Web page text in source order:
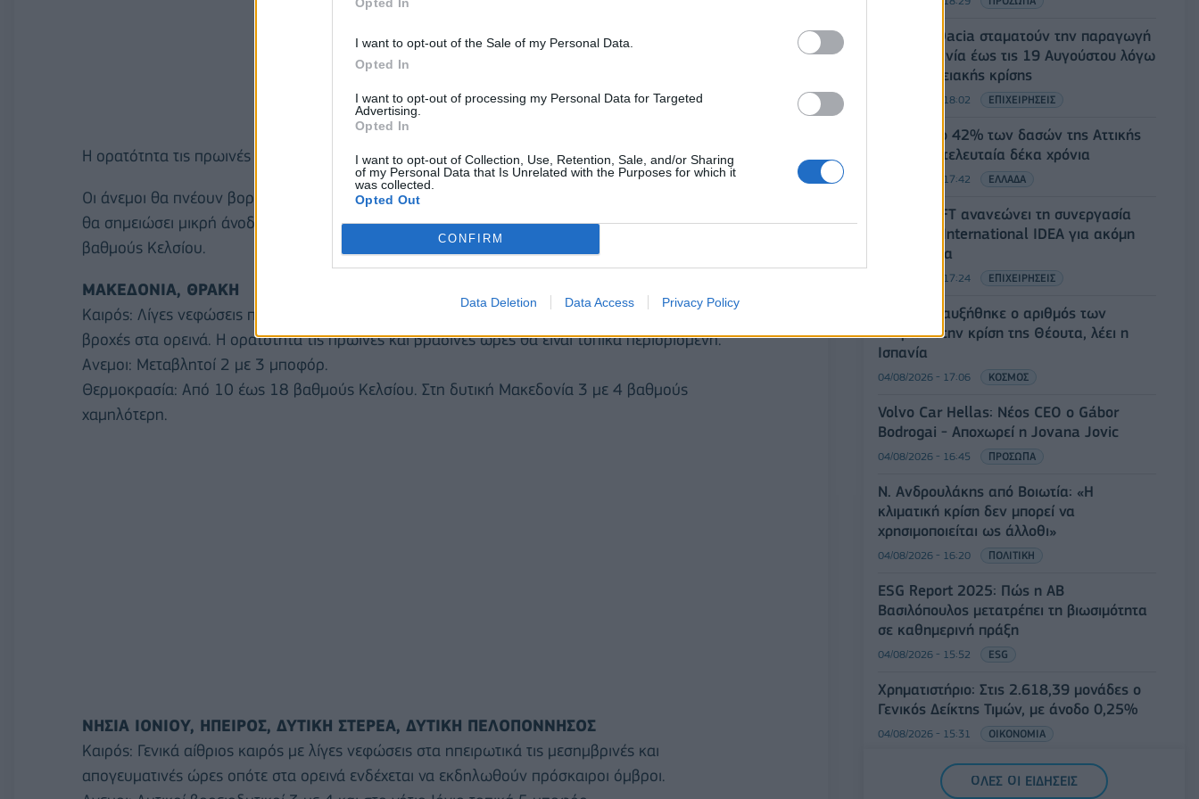
I want to opt-out of the Sale of my Personal Data.
Opted In
I want to opt-out of processing my Personal Data for Targeted
Advertising.
Opted In
I want to opt-out of Collection, Use, Retention, Sale, and/or Sharing
of my Personal Data that Is Unrelated with the Purposes for which it
was collected.
Opted Out
CONFIRM
Data Deletion Data Access Privacy Policy
Η ορατότητα τις πρωινές και βραδινές ώρες στα ηπειρωτικά θα είναι τοπικά περιορισμένη.
Οι άνεμοι θα πνέουν βορειοδυτικοί 3 με 5 και στο Αιγαίο τοπικά έως 6 μποφόρ. Η θερμοκρασία
θα σημειώσει μικρή άνοδο και θα φτάσει στα βόρεια τους 18 και στα υπόλοιπα τους 20 με 21
βαθμούς Κελσίου.
ΜΑΚΕΔΟΝΙΑ, ΘΡΑΚΗ
Καιρός: Λίγες νεφώσεις πρόσκαιρα αυξημένες τις μεσημβρινές και απογευματινές ώρες με τοπικές
βροχές στα ορεινά. Η ορατότητα τις πρωινές και βραδινές ώρες θα είναι τοπικά περιορισμένη.
Ανεμοι: Μεταβλητοί 2 με 3 μποφόρ.
Θερμοκρασία: Από 10 έως 18 βαθμούς Κελσίου. Στη δυτική Μακεδονία 3 με 4 βαθμούς
χαμηλότερη.
ΝΗΣΙΑ ΙΟΝΙΟΥ, ΗΠΕΙΡΟΣ, ΔΥΤΙΚΗ ΣΤΕΡΕΑ, ΔΥΤΙΚΗ ΠΕΛΟΠΟΝΝΗΣΟΣ
Καιρός: Γενικά αίθριος καιρός με λίγες νεφώσεις στα ηπειρωτικά τις μεσημβρινές και
απογευματινές ώρες οπότε στα ορεινά ενδέχεται να εκδηλωθούν πρόσκαιροι όμβροι.
Ford και Dacia σταματούν την παραγωγή
στη Ρουμανία έως τις 19 Αυγούστου λόγω
της ενεργειακής κρίσης
04/08/2026 - 18:02 ΕΠΙΧΕΙΡΗΣΕΙΣ
ΜΕΤΕΟ: Το 42% των δασών της Αττικής
κάηκε τα τελευταία δέκα χρόνια
04/08/2026 - 17:42 ΕΛΛΑΔΑ
Η DOTSOFT ανανεώνει τη συνεργασία
της με το International IDEA για ακόμη
τρία χρόνια
04/08/2026 - 17:24 ΕΠΙΧΕΙΡΗΣΕΙΣ
Στους 75 αυξήθηκε ο αριθμός των
νεκρών στην κρίση της Θέουτα, λέει η
Ισπανία
04/08/2026 - 17:06 ΚΟΣΜΟΣ
Volvo Car Hellas: Νέος CEO ο Gábor
Bodrogai - Αποχωρεί η Jovana Jovic
04/08/2026 - 16:45 ΠΡΟΣΩΠΑ
Ν. Ανδρουλάκης από Βοιωτία: «Η
κλιματική κρίση δεν μπορεί να
χρησιμοποιείται ως άλλοθι»
04/08/2026 - 16:20 ΠΟΛΙΤΙΚΗ
ESG Report 2025: Πώς η ΑΒ
Βασιλόπουλος μετατρέπει τη βιωσιμότητα
σε καθημερινή πράξη
04/08/2026 - 15:52 ESG
Χρηματιστήριο: Στις 2.618,39 μονάδες ο
Γενικός Δείκτης Τιμών, με άνοδο 0,25%
04/08/2026 - 15:31 ΟΙΚΟΝΟΜΙΑ
Fais Group: Στα 46,48 εκατ. ευρώ το
μετοχικό κεφάλαιο μετά την ΑΜΚ
ΟΛΕΣ ΟΙ ΕΙΔΗΣΕΙΣ